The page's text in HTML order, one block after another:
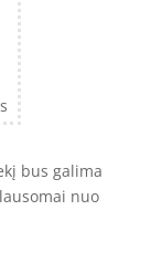
bus galima
nuo